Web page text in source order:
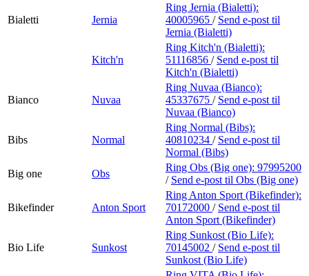
Bialetti Jernia
Ring Jernia (Bialetti):
40005965 / Send e-post til
Jernia (Bialetti)
Kitch'n
Ring Kitch'n (Bialetti):
51116856 / Send e-post til
Kitch'n (Bialetti)
Bianco Nuvaa
Ring Nuvaa (Bianco):
45337675 / Send e-post til
Nuvaa (Bianco)
Bibs Normal
Ring Normal (Bibs):
40810234 / Send e-post til
Normal (Bibs)
Big one
Obs
Ring Obs (Big one): 97995200
/ Send e-post til Obs (Big one)
Bikefinder Anton Sport
Ring Anton Sport (Bikefinder):
70172000 / Send e-post til
Anton Sport (Bikefinder)
Bio Life Sunkost
Ring Sunkost (Bio Life):
70145002 / Send e-post til
Sunkost (Bio Life)